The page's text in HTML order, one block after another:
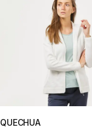
QUECHUA